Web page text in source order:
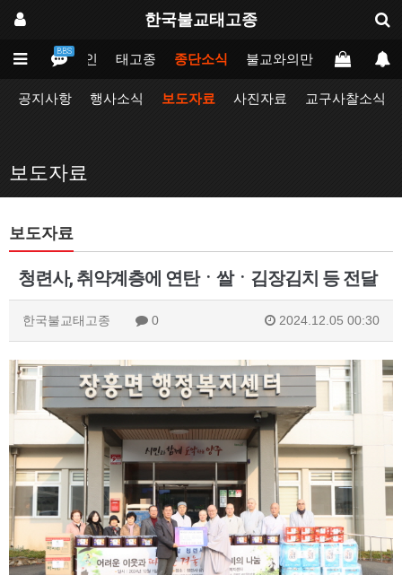
한국불교태고종
BBS
메인 태고종 종단소식 불교와의만남 업무포털
공지사항 행사소식 보도자료 사진자료 교구사찰소식
보도자료
보도자료
청련사, 취약계층에 연탄ㆍ쌀ㆍ김장김치 등 전달
한국불교태고종 0 2024.12.05 00:30